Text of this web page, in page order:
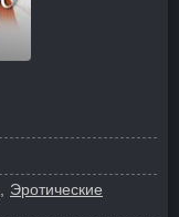
Эротические